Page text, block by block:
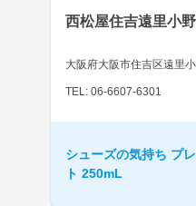
西松屋住吉遠里小
大阪府大阪市住吉区遠里
TEL: 06-6607-6301
シューズの気持ち プ
ト 250mL